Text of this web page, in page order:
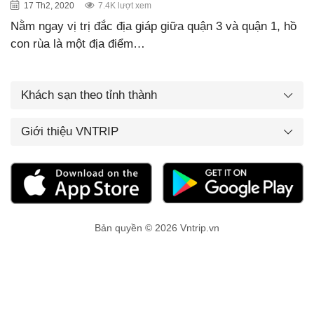
17 Th2, 2020 7.4K lượt xem
Nằm ngay vị trị đắc địa giáp giữa quận 3 và quận 1, hồ
con rùa là một địa điểm…
Khách sạn theo tỉnh thành
Giới thiệu VNTRIP
Bản quyền © 2026 Vntrip.vn